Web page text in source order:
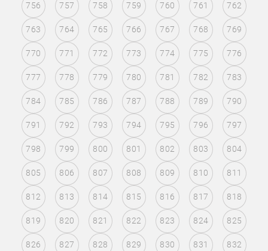
756 757 758 759 760 761 762
763 764 765 766 767 768 769
770 771 772 773 774 775 776
777 778 779 780 781 782 783
784 785 786 787 788 789 790
791 792 793 794 795 796 797
798 799 800 801 802 803 804
805 806 807 808 809 810 811
812 813 814 815 816 817 818
819 820 821 822 823 824 825
826 827 828 829 830 831 832